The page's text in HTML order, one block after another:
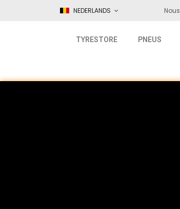
NEDERLANDS
TYRESTORE PNEUS